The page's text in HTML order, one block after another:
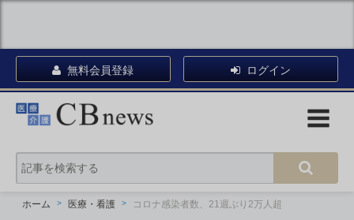
無料会員登録 ログイン
ホーム 医療・看護 コロナ感染者数、21週ぶり2万人超